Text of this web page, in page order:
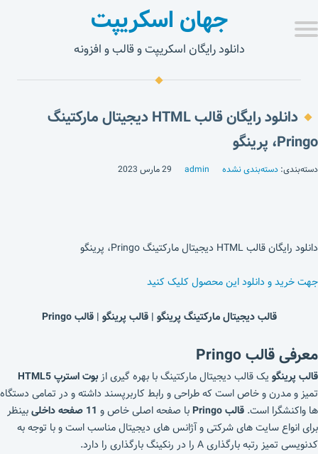
جهان اسکریپت
دانلود رایگان اسکریپت و قالب و افزونه
دانلود رایگان قالب HTML دیجیتال مارکتینگ
Pringo، پرینگو
دسته‌بندی: دسته‌بندی نشده admin 29 مارس 2023
دانلود رایگان قالب HTML دیجیتال مارکتینگ Pringo، پرینگو
جهت خرید و دانلود این محصول کلیک کنید
قالب دیجیتال مارکتینگ پرینگو | قالب پرینگو | قالب Pringo
معرفی قالبPringo
قالب پرینگو یک قالب دیجیتال مارکتینگ با بهره گیری ازبوت استرپ HTML5
تمیز و مدرن و خاص است که طراحی و رابط کاربرپسند داشته و در تمامی دستگاه
ها واکنشگرا است. قالبPringo با صفحه اصلی خاص و 11 صفحه داخلی
بینظر
برای انواع سایت های شرکتی و آژانس های دیجیتال مناسب است و با توجه به
کدنویسی تمیز رتبه بارگذاری A را در رنکینگ بارگذاری را دارد.